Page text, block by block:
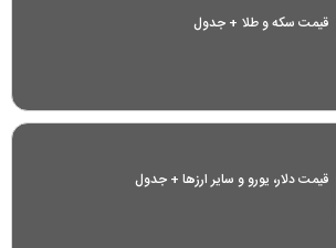
قیمت سکه و طلا + جدول
قیمت دلار، یورو و سایر ارز‌ها + جدول